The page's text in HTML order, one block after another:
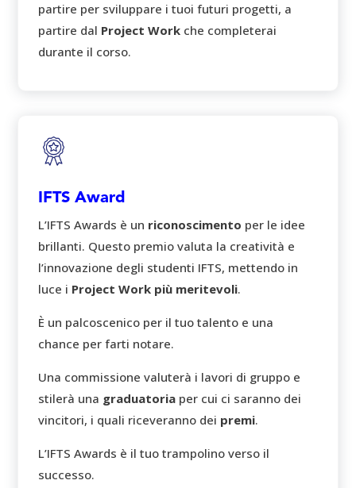
partire per sviluppare i tuoi futuri progetti, a
partire dal Project Work che completerai
durante il corso.
IFTS Award
L’IFTS Awards è un riconoscimento per le idee
brillanti. Questo premio valuta la creatività e
l’innovazione degli studenti IFTS, mettendo in
luce i Project Work più meritevoli.
È un palcoscenico per il tuo talento e una
chance per farti notare.
Una commissione valuterà i lavori di gruppo e
stilerà una graduatoria per cui ci saranno dei
vincitori, i quali riceveranno dei premi.
L’IFTS Awards è il tuo trampolino verso il
successo.